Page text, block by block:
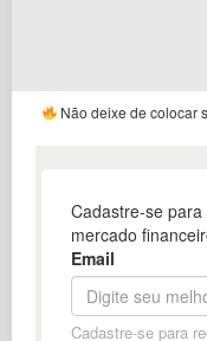
Não deixe de colocar